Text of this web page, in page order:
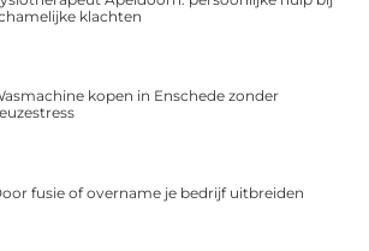
klachten
kopen in Enschede zonder
fusie of overname je bedrijf uitbreiden